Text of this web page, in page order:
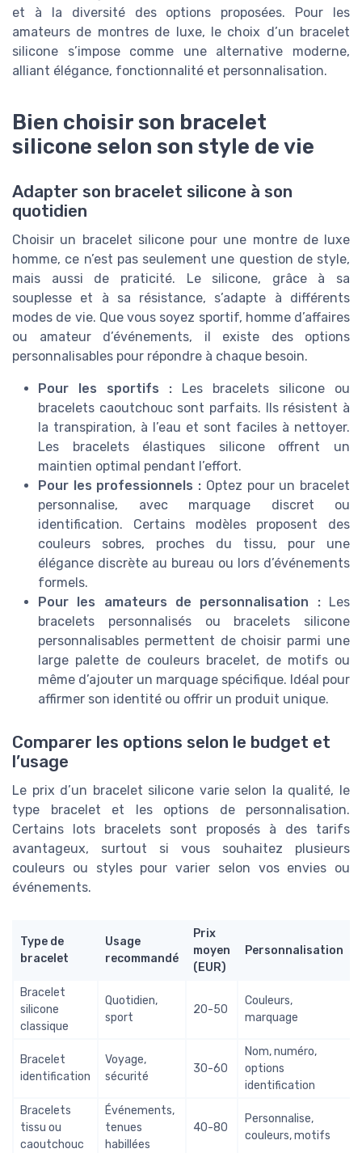
et à la diversité des options proposées. Pour les
amateurs de montres de luxe, le choix d’un bracelet
silicone s’impose comme une alternative moderne,
alliant élégance, fonctionnalité et personnalisation.
Bien choisir son bracelet
silicone selon son style de vie
Adapter son bracelet silicone à son
quotidien
Choisir un bracelet silicone pour une montre de luxe
homme, ce n’est pas seulement une question de style,
mais aussi de praticité. Le silicone, grâce à sa
souplesse et à sa résistance, s’adapte à différents
modes de vie. Que vous soyez sportif, homme d’affaires
ou amateur d’événements, il existe des options
personnalisables pour répondre à chaque besoin.
Pour les sportifs : Les bracelets silicone ou
bracelets caoutchouc sont parfaits. Ils résistent à
la transpiration, à l’eau et sont faciles à nettoyer.
Les bracelets élastiques silicone offrent un
maintien optimal pendant l’effort.
Pour les professionnels : Optez pour un bracelet
personnalise, avec marquage discret ou
identification. Certains modèles proposent des
couleurs sobres, proches du tissu, pour une
élégance discrète au bureau ou lors d’événements
formels.
Pour les amateurs de personnalisation :Les
bracelets personnalisés ou bracelets silicone
personnalisables permettent de choisir parmi une
large palette de couleurs bracelet, de motifs ou
même d’ajouter un marquage spécifique. Idéal pour
affirmer son identité ou offrir un produit unique.
Comparer les options selon le budget et
l’usage
Le prix d’un bracelet silicone varie selon la qualité, le
type bracelet et les options de personnalisation.
Certains lots bracelets sont proposés à des tarifs
avantageux, surtout si vous souhaitez plusieurs
couleurs ou styles pour varier selon vos envies ou
événements.
Type de
bracelet
Usage
recommandé
Prix
moyen
(EUR)
Personnalisation
Bracelet
silicone
classique
Quotidien,
sport
20-50
Couleurs,
marquage
Bracelet
identification
Voyage,
sécurité
30-60
Nom, numéro,
options
identification
Bracelets
tissu ou
caoutchouc
Événements,
tenues
habillées
40-80
Personnalise,
couleurs, motifs